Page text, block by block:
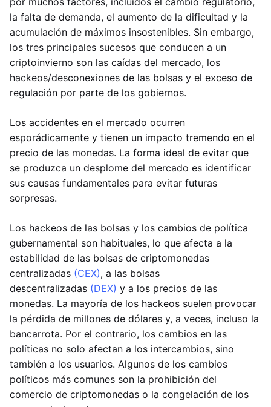
la falta de demanda, el aumento de la dificultad y la
acumulación de máximos insostenibles. Sin embargo,
los tres principales sucesos que conducen a un
criptoinvierno son las caídas del mercado, los
hackeos/desconexiones de las bolsas y el exceso de
regulación por parte de los gobiernos.
Los accidentes en el mercado ocurren
esporádicamente y tienen un impacto tremendo en el
precio de las monedas. La forma ideal de evitar que
se produzca un desplome del mercado es identificar
sus causas fundamentales para evitar futuras
sorpresas.
Los hackeos de las bolsas y los cambios de política
gubernamental son habituales, lo que afecta a la
estabilidad de las bolsas de criptomonedas
centralizadas (CEX), a las bolsas
descentralizadas (DEX) y a los precios de las
monedas. La mayoría de los hackeos suelen provocar
la pérdida de millones de dólares y, a veces, incluso la
bancarrota. Por el contrario, los cambios en las
políticas no solo afectan a los intercambios, sino
también a los usuarios. Algunos de los cambios
políticos más comunes son la prohibición del
comercio de criptomonedas o la congelación de los